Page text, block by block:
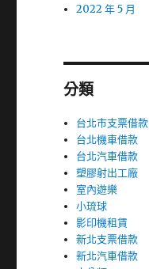
2022 年 5 月
分類
台北市支票借款
台北機車借款
台北汽車借款
塑膠射出工廠
室內遊樂
小琉球
影印機租賃
新北支票借款
新北汽車借款